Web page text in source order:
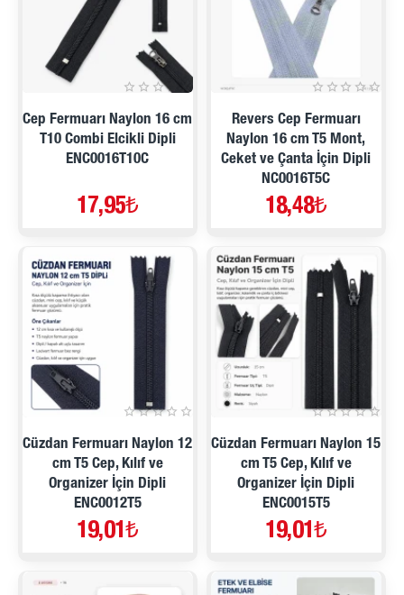
Cep Fermuarı Naylon 16 cm
T10 Combi Elcikli Dipli
ENC0016T10C
17,95₺
Revers Cep Fermuarı
Naylon 16 cm T5 Mont,
Ceket ve Çanta İçin Dipli
NC0016T5C
18,48₺
Cüzdan Fermuarı Naylon 12
cm T5 Cep, Kılıf ve
Organizer İçin Dipli
ENC0012T5
19,01₺
Cüzdan Fermuarı Naylon 15
cm T5 Cep, Kılıf ve
Organizer İçin Dipli
ENC0015T5
19,01₺